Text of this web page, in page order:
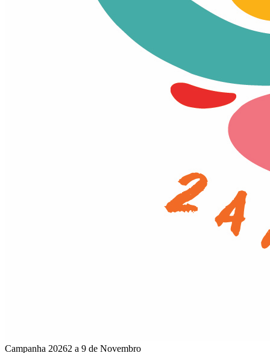
Campanha 20262 a 9 de Novembro